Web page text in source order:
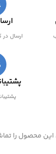
ارسال در
این محصول را